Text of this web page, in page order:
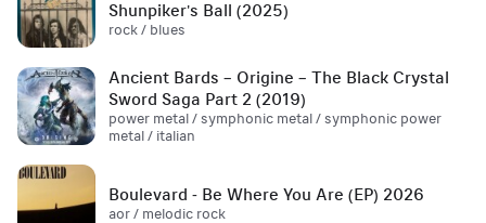
Shunpiker's Ball (2025)
rock / blues
Ancient Bards – Origine – The Black Crystal
Sword Saga Part 2 (2019)
power metal / symphonic metal / symphonic power
metal / italian
Boulevard - Be Where You Are (EP) 2026
aor / melodic rock